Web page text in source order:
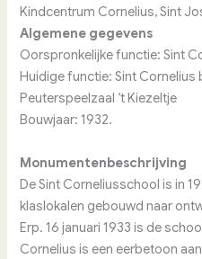
Kindcentrum Cornelius, Sint
Algemene gegevens
Oorspronkelijke functie: Sint
Huidige functie: Sint Cornelius
Peuterspeelzaal ‘t Kiezeltje
Bouwjaar: 1932.
Monumentenbeschrijving
De Sint Corneliusschool is in
klaslokalen gebouwd naar
Erp. 16 januari 1933 is de
Cornelius is een eerbetoon